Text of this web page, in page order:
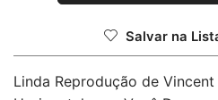
Salvar na
Linda Reprodução de